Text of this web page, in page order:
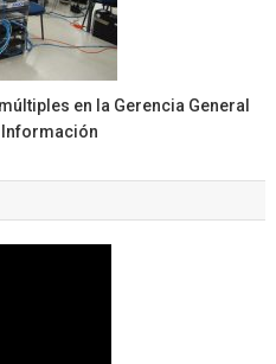
en la Gerencia General
Información